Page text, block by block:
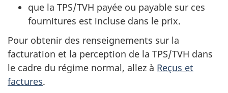
que la TPS/TVH payée ou payable sur ces
fournitures est incluse dans le prix.
Pour obtenir des renseignements sur la
facturation et la perception de la TPS/TVH dans
le cadre du régime normal, allez à Reçus et
factures.